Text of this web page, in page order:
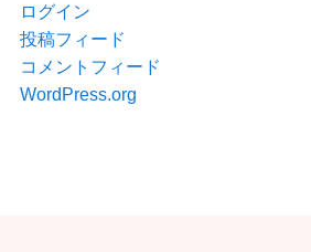
ログイン
投稿フィード
コメントフィード
WordPress.org